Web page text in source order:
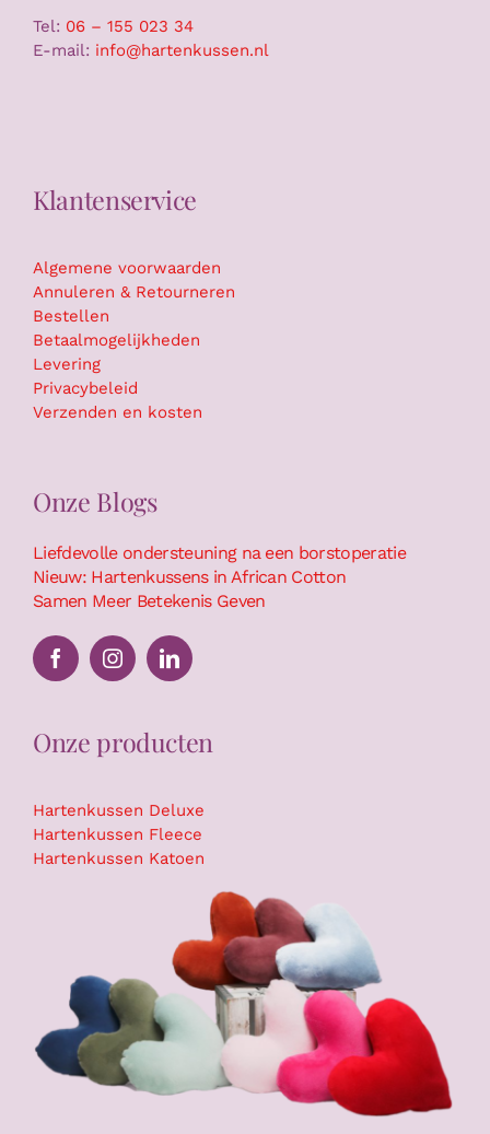
Tel: 06 – 155 023 34
E-mail: info@hartenkussen.nl
Klantenservice
Algemene voorwaarden
Annuleren & Retourneren
Bestellen
Betaalmogelijkheden
Levering
Privacybeleid
Verzenden en kosten
Onze Blogs
Liefdevolle ondersteuning na een borstoperatie
Nieuw: Hartenkussens in African Cotton
Samen Meer Betekenis Geven
Onze producten
Hartenkussen Deluxe
Hartenkussen Fleece
Hartenkussen Katoen